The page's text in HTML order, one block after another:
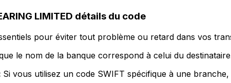
LIMITED détails du code
pour éviter tout problème ou retard dans vos
le nom de la banque correspond à celui du
Si vous utilisez un code SWIFT spécifique à une